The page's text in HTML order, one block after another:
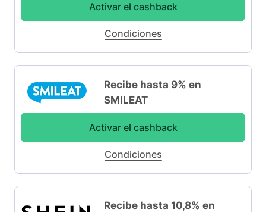
Activar el cashback
Condiciones
Recibe hasta 9% en
SMILEAT
Activar el cashback
Condiciones
Recibe hasta 10,8% en